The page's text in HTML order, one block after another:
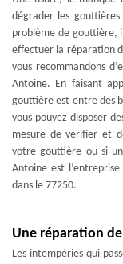
dégrader les
problème de gouttière,
effectuer la réparation
vous recommandons
Antoine. En faisant
gouttière est entre des
vous pouvez disposer
mesure de vérifier et
votre gouttière ou si
Antoine est
dans le 77250.
Une réparation
Les intempéries qui